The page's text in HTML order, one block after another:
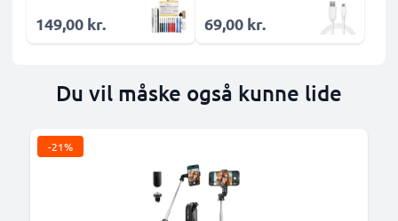
149,00 kr. 69,00 kr.
Du vil måske også kunne lide
-21%